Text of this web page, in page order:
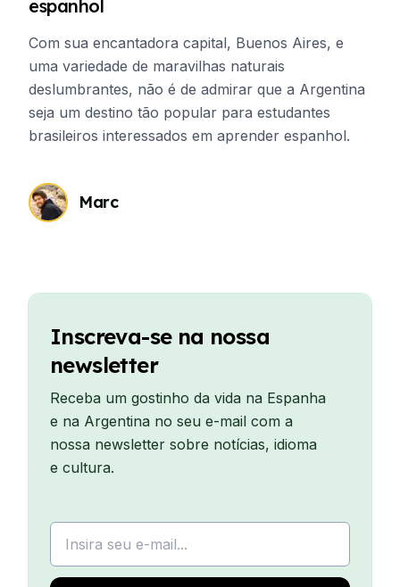
espanhol
Com sua encantadora capital, Buenos Aires, e
uma variedade de maravilhas naturais
deslumbrantes, não é de admirar que a Argentina
seja um destino tão popular para estudantes
brasileiros interessados em aprender espanhol.
Marc
Inscreva-se na nossa
newsletter
Receba um gostinho da vida na Espanha
e na Argentina no seu e-mail com a
nossa newsletter sobre notícias, idioma
e cultura.